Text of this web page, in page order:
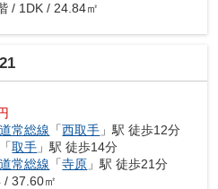
/ 1DK / 24.84㎡
常総線 「西取手 」駅 徒歩12分
「取手 」駅 徒歩14分
常総線 「寺原 」駅 徒歩21分
/ 37.60㎡